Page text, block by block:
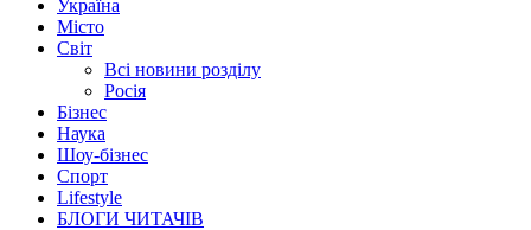
Україна
Місто
Світ
Всі новини розділу
Росія
Бізнес
Наука
Шоу-бізнес
Спорт
Lifestyle
БЛОГИ ЧИТАЧІВ